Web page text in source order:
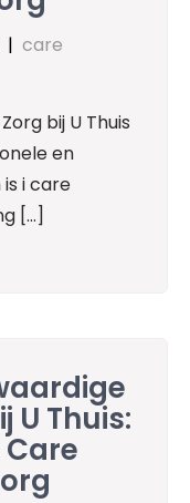
| care
bij U Thuis
en
i care
[…]
U Thuis:
Care